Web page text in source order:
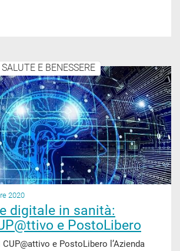
SALUTE E BENESSERE
2020
digitale in sanità:
e PostoLibero
e PostoLibero l’Azienda